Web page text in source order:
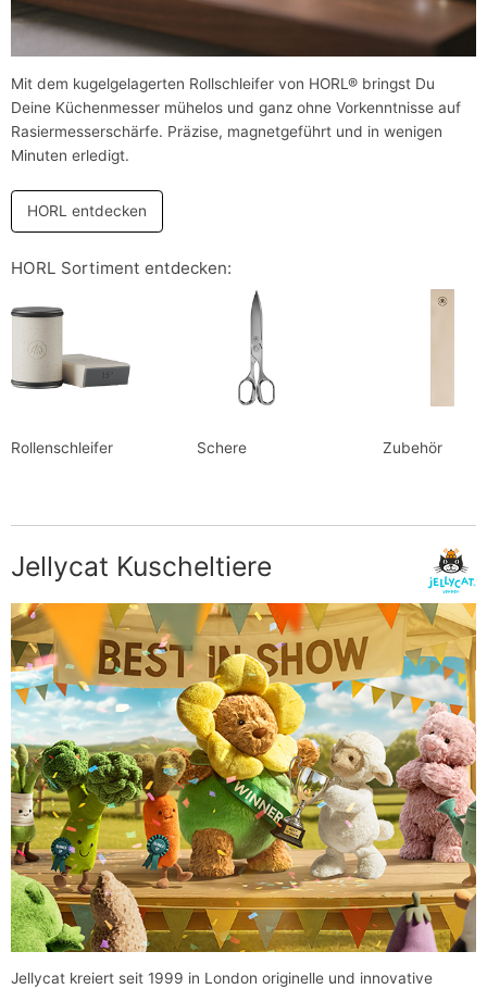
Mit dem kugelgelagerten Rollschleifer von HORL® bringst Du
Deine Küchenmesser mühelos und ganz ohne Vorkenntnisse auf
Rasiermesserschärfe. Präzise, magnetgeführt und in wenigen
Minuten erledigt.
HORL entdecken
HORL Sortiment entdecken:
Rollenschleifer Schere Zubehör
Jellycat Kuscheltiere
Jellycat kreiert seit 1999 in London originelle und innovative